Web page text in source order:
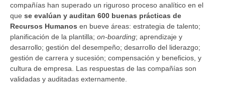
compañías han superado un riguroso proceso analítico en el
que se evalúan y auditan 600 buenas prácticas de
Recursos Humanos en bueve áreas: estrategia de talento;
planificación de la plantilla; on-boarding; aprendizaje y
desarrollo; gestión del desempeño; desarrollo del liderazgo;
gestión de carrera y sucesión; compensación y beneficios, y
cultura de empresa. Las respuestas de las compañías son
validadas y auditadas externamente.